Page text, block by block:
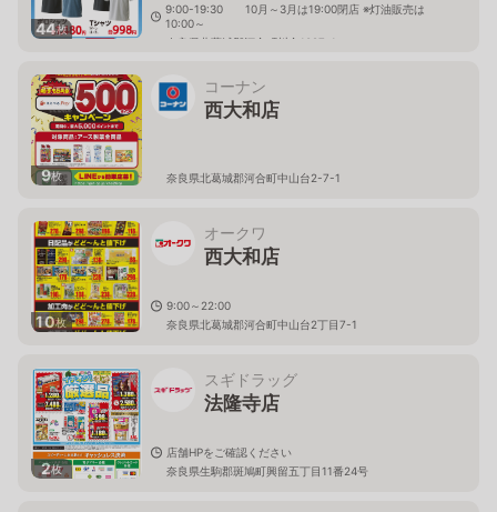
44枚
9:00-19:30 10月～3月は19:00閉店 ※灯油販売は
10:00～
奈良県北葛城郡河合町川合1097-1
9枚
コーナン
西大和店
奈良県北葛城郡河合町中山台2-7-1
10枚
オークワ
西大和店
9:00～22:00
奈良県北葛城郡河合町中山台2丁目7-1
2枚
スギドラッグ
法隆寺店
店舗HPをご確認ください
奈良県生駒郡斑鳩町興留五丁目11番24号